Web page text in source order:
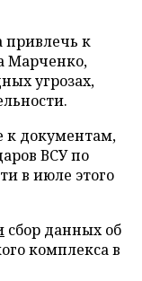
привлечь к
Марченко,
угрозах,
к документам,
ВСУ по
в июле этого
сбор данных об
комплекса в